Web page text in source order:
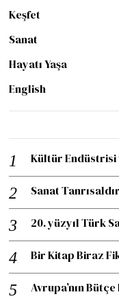
Keşfet
Sanat
Hayatı Yaşa
English
Kültür Endüstrisi
Sanat Tanrısaldır
20. yüzyıl Türk
Bir Kitap Biraz
Avrupa’nın